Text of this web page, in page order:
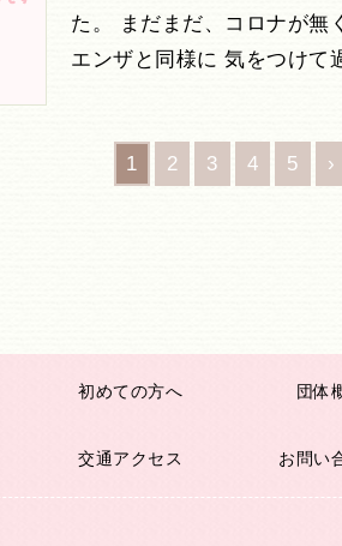
た。 まだまだ、コロナが無
エンザと同様に 気をつけて
1 2 3 4 5 ›
初めての方へ 団体
交通アクセス お問い